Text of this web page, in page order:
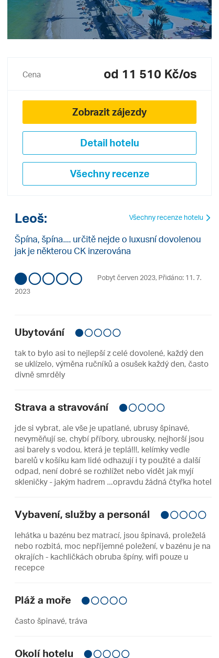
Cena od 11 510 Kč/os
Zobrazit zájezdy
Detail hotelu
Všechny recenze
Všechny recenze hotelu
Leoš:
Špína, špína.... určitě nejde o luxusní dovolenou
jak je některou CK inzerována
Pobyt červen 2023, Přidáno: 11. 7.
2023
Ubytování
tak to bylo asi to nejlepší z celé dovolené, každý den
se uklízelo, výměna ručníků a osušek každý den, často
divně smrděly
Strava a stravování
jde si vybrat, ale vše je upatlané, ubrusy špinavé,
nevyměňují se, chybí příbory, ubrousky, nejhorší jsou
asi barely s vodou, která je teplá!!!, kelímky vedle
barelů v košíku kam lidé odhazují i ty použité a další
odpad, není dobré se rozhlížet nebo vidět jak myjí
skleničky - jakým hadrem ...opravdu žádná čtyřka hotel
Vybavení, služby a personál
lehátka u bazénu bez matrací, jsou špinavá, proleželá
nebo rozbitá, moc nepříjemné poležení, v bazénu je na
okrajích - kachličkách obruba špíny, wifi pouze u
recepce
Pláž a moře
často špinavé, tráva
Okolí hotelu